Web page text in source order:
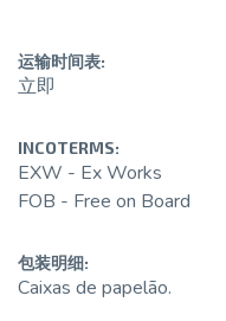
运输时间表:
立即
INCOTERMS:
EXW - Ex Works
FOB - Free on Board
包装明细:
Caixas de papelão.